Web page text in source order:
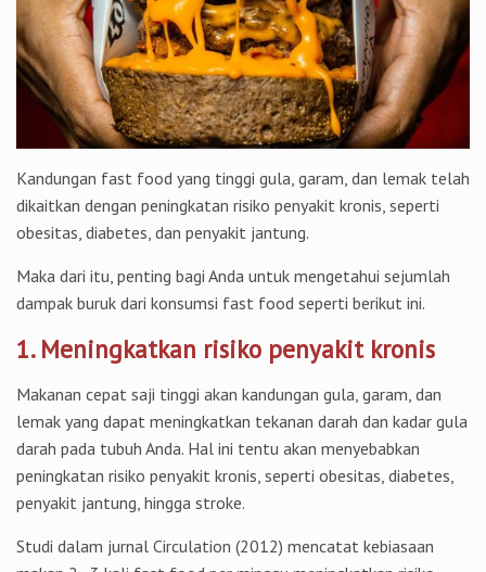
Kandungan fast food yang tinggi gula, garam, dan lemak telah
dikaitkan dengan peningkatan risiko penyakit kronis, seperti
obesitas, diabetes, dan penyakit jantung.
Maka dari itu, penting bagi Anda untuk mengetahui sejumlah
dampak buruk dari konsumsi fast food seperti berikut ini.
1. Meningkatkan risiko penyakit kronis
Makanan cepat saji tinggi akan kandungan gula, garam, dan
lemak yang dapat meningkatkan tekanan darah dan kadar gula
darah pada tubuh Anda. Hal ini tentu akan menyebabkan
peningkatan risiko penyakit kronis, seperti obesitas, diabetes,
penyakit jantung, hingga stroke.
Studi dalam jurnal Circulation (2012) mencatat kebiasaan